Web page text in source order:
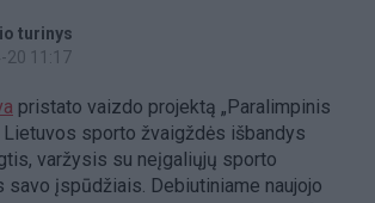
turinys
20 11:17
pristato vaizdo projektą „Paralimpinis
Lietuvos sporto žvaigždės išbandys
varžysis su neįgaliųjų sporto
savo įspūdžiais. Debiutiniame naujojo